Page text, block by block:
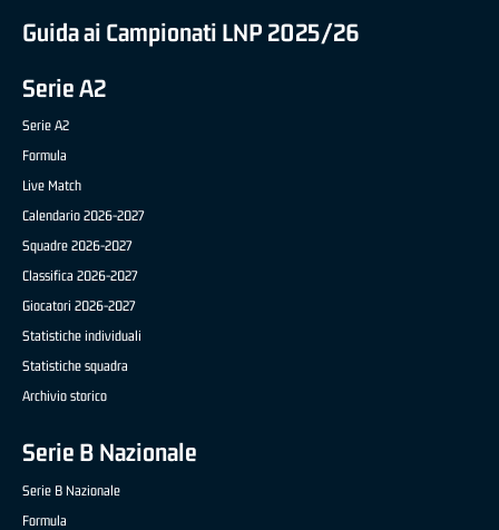
Guida ai Campionati LNP 2025/26
Serie A2
Serie A2
Formula
Live Match
Calendario 2026-2027
Squadre 2026-2027
Classifica 2026-2027
Giocatori 2026-2027
Statistiche individuali
Statistiche squadra
Archivio storico
Serie B Nazionale
Serie B Nazionale
Formula